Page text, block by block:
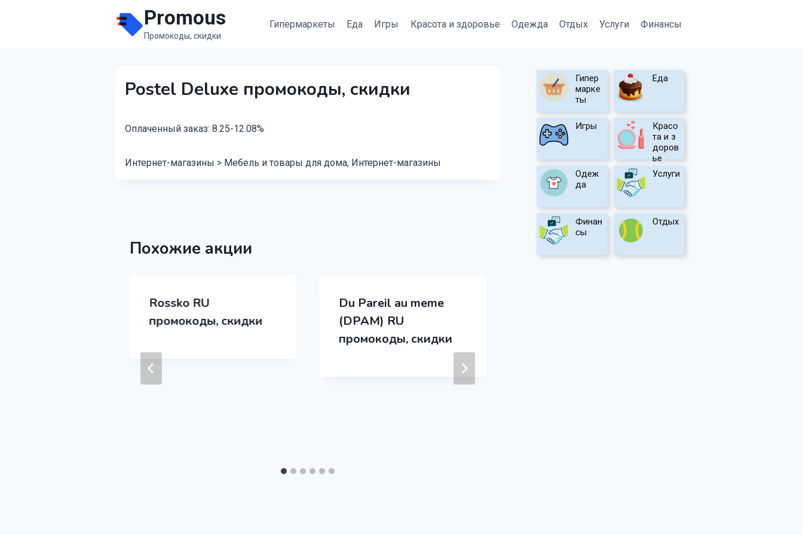
Promous
Промокоды, скидки
Гипермаркеты Еда Игры Красота и здоровье Одежда Отдых Услуги Финансы
Postel Deluxe промокоды, скидки
Оплаченный заказ: 8.25-12.08%
Интернет-магазины > Мебель и товары для дома, Интернет-магазины
Похожие акции
Rossko RU
промокоды, скидки
Du Pareil au meme
(DPAM) RU
промокоды, скидки
Гипер
марке
ты
Еда
Игры
Красо
та и з
доров
ье
Одеж
да
Услуги
Финан
сы
Отдых